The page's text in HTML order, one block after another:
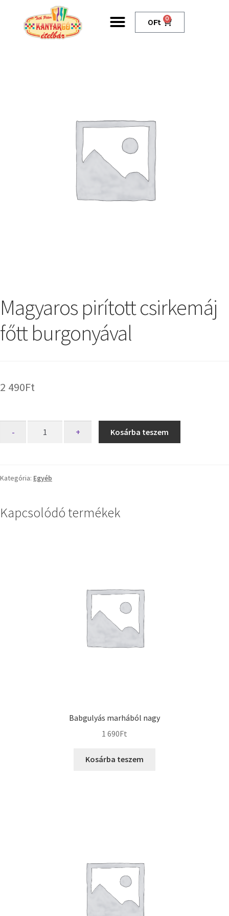
0Ft 0
Magyaros pirított csirkemáj
főtt burgonyával
2 490Ft
- + Kosárba teszem
Kategória: Egyéb
Kapcsolódó termékek
Babgulyás marhából nagy
1 690Ft
Kosárba teszem